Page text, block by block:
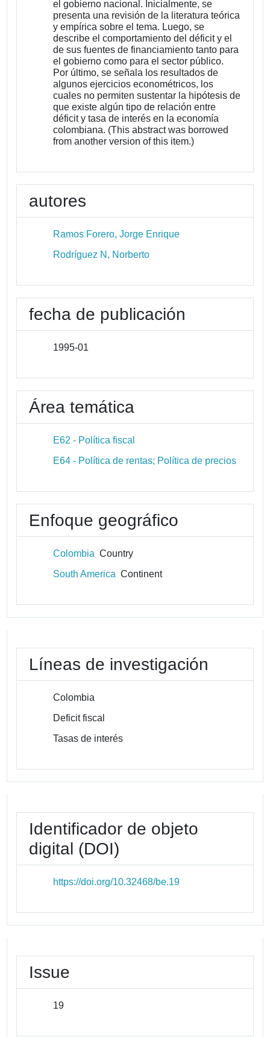
el gobierno nacional. Inicialmente, se
presenta una revisión de la literatura teórica
y empírica sobre el tema. Luego, se
describe el comportamiento del déficit y el
de sus fuentes de financiamiento tanto para
el gobierno como para el sector público.
Por último, se señala los resultados de
algunos ejercicios econométricos, los
cuales no permiten sustentar la hipótesis de
que existe algún tipo de relación entre
déficit y tasa de interés en la economía
colombiana. (This abstract was borrowed
from another version of this item.)
autores
Ramos Forero, Jorge Enrique
Rodríguez N, Norberto
fecha de publicación
1995-01
Área temática
E62 - Política fiscal
E64 - Política de rentas; Política de precios
Enfoque geográfico
Colombia Country
South America Continent
Líneas de investigación
Colombia
Deficit fiscal
Tasas de interés
Identificador de objeto
digital (DOI)
https://doi.org/10.32468/be.19
Issue
19